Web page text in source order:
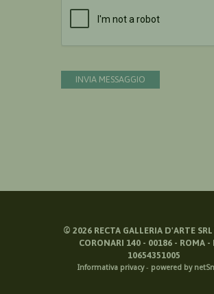
INVIA MESSAGGIO
© 2026RECTA GALLERIA D'ARTE
CORONARI 140 - 00186 - ROMA -
10654351005
Informativa privacy- powered by